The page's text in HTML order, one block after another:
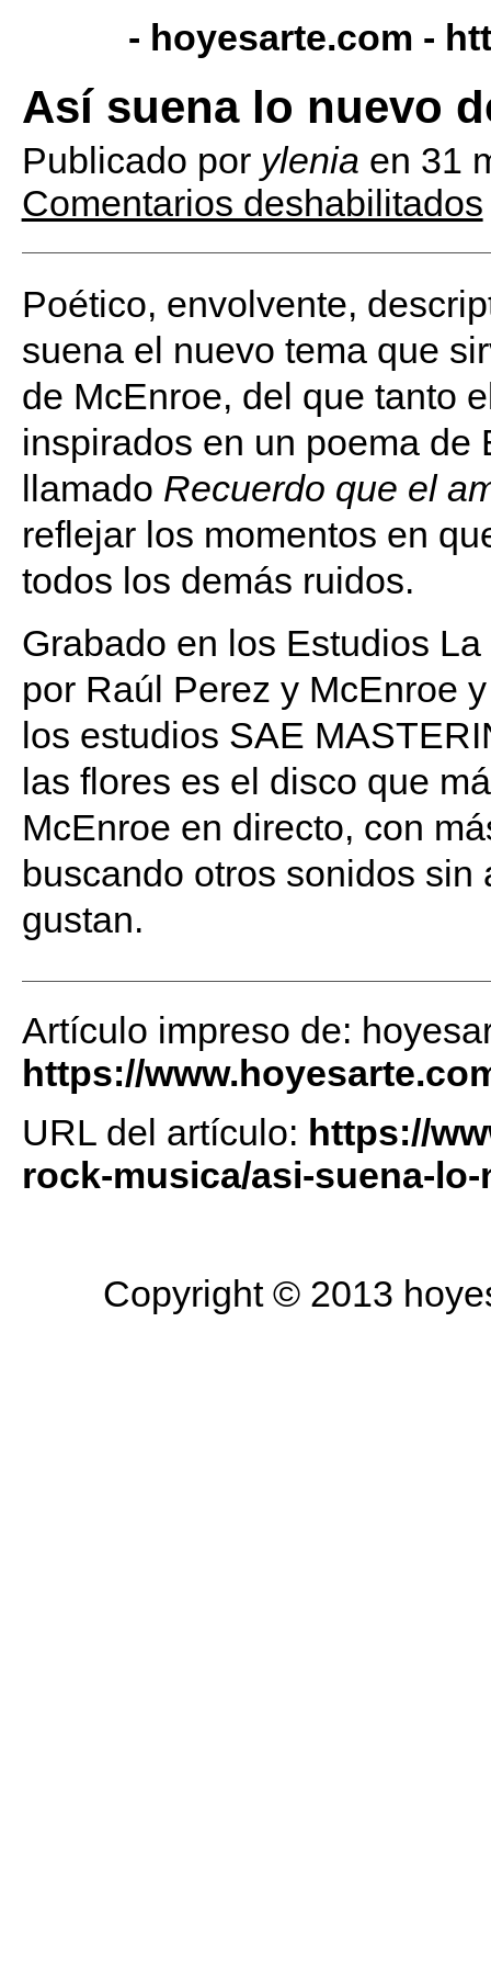
- hoyesarte.com -
Así suena lo nuevo
Publicado por ylenia en 31
Comentarios deshabilitados
Poético, envolvente,
suena el nuevo tema que
de McEnroe, del que tanto
inspirados en un poema de
llamado Recuerdo que el
reflejar los momentos en
todos los demás ruidos.
Grabado en los Estudios
por Raúl Perez y McEnroe
los estudios SAE
las flores es el disco que
McEnroe en directo, con
buscando otros sonidos
gustan.
Artículo impreso de:
https://
URL del artículo: https://
rock-musica/asi-suena-
Copyright © 2013